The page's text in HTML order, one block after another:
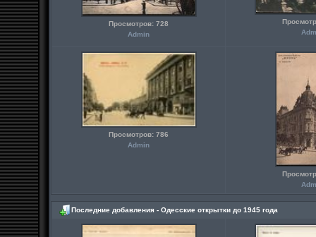
Просмотров: 728
Admin
Просмотров: 786
Admin
Последние добавления - Одесские открытки до 1945 года